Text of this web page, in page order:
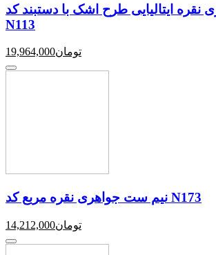
ایتالیایی طرح اشک با دستبند کد
N113
19,964,000تومان
نیم ست جواهری نقره مربع کد N173
14,212,000تومان